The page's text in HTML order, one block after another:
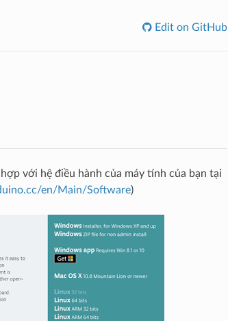
Edit on GitHub
với hệ điều hành của máy tính của bạn tại
en/Main/Software)